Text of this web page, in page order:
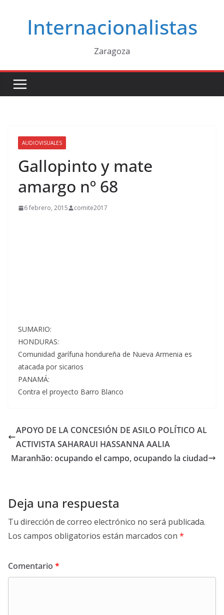
contenidoInternacionalistas
Zaragoza
AUDIOVISUALES
Gallopinto y mate
amargo nº 68
6 febrero, 2015 comite2017
SUMARIO:
HONDURAS:
Comunidad garífuna hondureña de Nueva Armenia es
atacada por sicarios
PANAMÁ:
Contra el proyecto Barro Blanco
APOYO DE LA CONCESIÓN DE ASILO POLÍTICO AL
ACTIVISTA SAHARAUI HASSANNA AALIA
Maranhão: ocupando el campo, ocupando la ciudad
Deja una respuesta
Tu dirección de correo electrónico no será publicada.
Los campos obligatorios están marcados con *
Comentario *